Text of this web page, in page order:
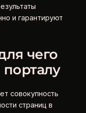
и гарантируют
чего
совокупность
страниц в